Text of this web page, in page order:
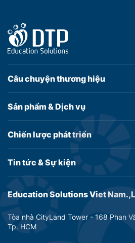
Education Solutions Viet
Tòa nhà CityLand Tower - 168 Phan
Tp. HCM
Câu chuyệnthương hiệu
Sản phẩm &Dịch vụ
Chiến lược phát triển
Tin tức &Sự kiện